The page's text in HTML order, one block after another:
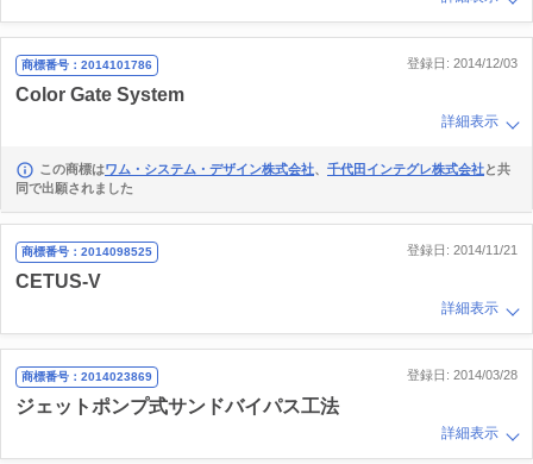
登録日: 2014/12/03
商標番号：2014101786
Color Gate System
詳細表示
この商標はワム・システム・デザイン株式会社、 千代田インテグレ株式会社と共
同で出願されました
登録日: 2014/11/21
商標番号：2014098525
CETUS-V
詳細表示
登録日: 2014/03/28
商標番号：2014023869
ジェットポンプ式サンドバイパス工法
詳細表示